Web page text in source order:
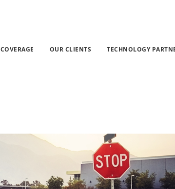
COVERAGE OUR CLIENTS TECHNOLOGY